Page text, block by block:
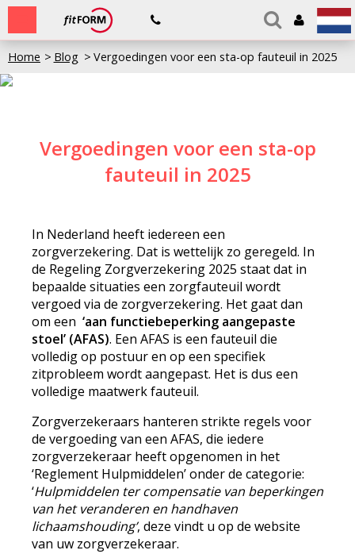
Home Blog Vergoedingen voor een sta-op fauteuil in 2025
Vergoedingen voor een sta-op
fauteuil in 2025
In Nederland heeft iedereen een
zorgverzekering. Dat is wettelijk zo geregeld. In
de Regeling Zorgverzekering 2025 staat dat in
bepaalde situaties een zorgfauteuil wordt
vergoed via de zorgverzekering. Het gaat dan
om een ‘aan functiebeperking aangepaste
stoel’ (AFAS). Een AFAS is een fauteuil die
volledig op postuur en op een specifiek
zitprobleem wordt aangepast. Het is dus een
volledige maatwerk fauteuil.
Zorgverzekeraars hanteren strikte regels voor
de vergoeding van een AFAS, die iedere
zorgverzekeraar heeft opgenomen in het
‘Reglement Hulpmiddelen’ onder de categorie:
‘Hulpmiddelen ter compensatie van beperkingen
van het veranderen en handhaven
lichaamshouding’, deze vindt u op de website
van uw zorgverzekeraar.